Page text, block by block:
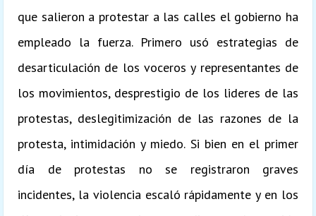
que salieron a protestar a las calles el gobierno ha
empleado la fuerza. Primero usó estrategias de
desarticulación de los voceros y representantes de
los movimientos, desprestigio de los lideres de las
protestas, deslegitimización de las razones de la
protesta, intimidación y miedo. Si bien en el primer
día de protestas no se registraron graves
incidentes, la violencia escaló rápidamente y en los